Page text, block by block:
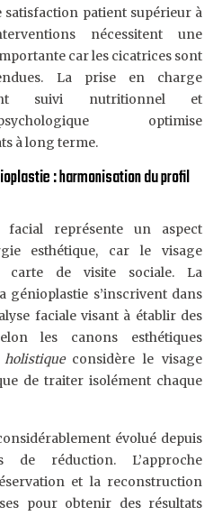
satisfaction patient supérieur à
nécessitent une
car les cicatrices sont
La prise en charge
suivi nutritionnel et
optimise
à long terme.
: harmonisation du profil
facial représente un aspect
esthétique, car le visage
carte de visite sociale. La
génioplastie s’inscrivent dans
faciale visant à établir des
les canons esthétiques
holistiqueconsidère le visage
de traiter isolément chaque
évolué depuis
de réduction. L’approche
et la reconstruction
pour obtenir des résultats